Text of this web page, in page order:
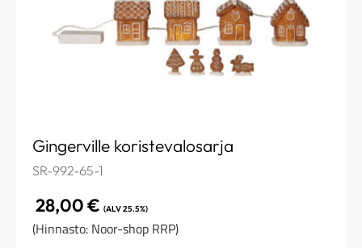
Gingerville koristevalosarja
SR-992-65-1
28,00€ (ALV 25.5%)
(Hinnasto: Noor-shop RRP)